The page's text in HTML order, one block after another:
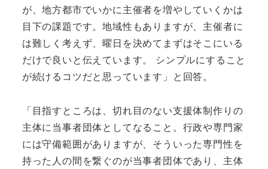
が、地方都市でいかに主催者を増やしていくかは
目下の課題です。地域性もありますが、主催者に
は難しく考えず、曜日を決めてまずはそこにいる
だけで良いと伝えています。 シンプルにすること
が続けるコツだと思っています」と回答。
「目指すところは、切れ目のない支援体制作りの
主体に当事者団体としてなること。行政や専門家
には守備範囲がありますが、そういった専門性を
持った人の間を繋ぐのが当事者団体であり、主体